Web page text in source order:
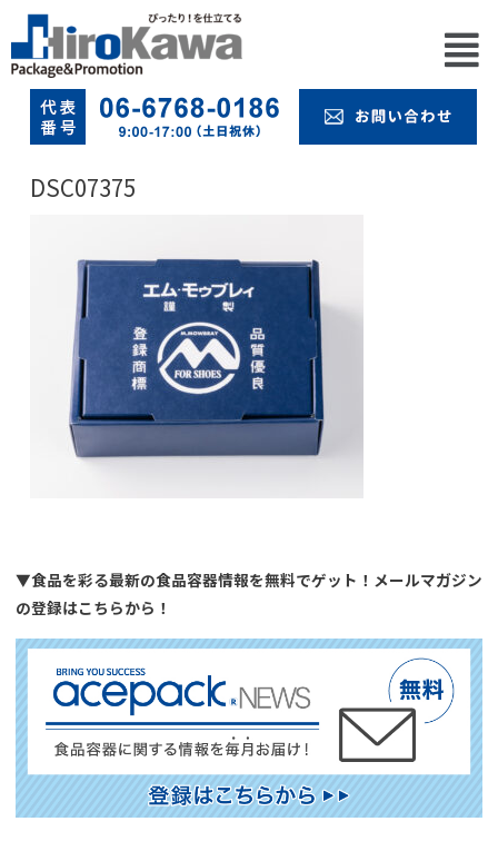
DSC07375
▼食品を彩る最新の食品容器情報を無料でゲット！メールマガジン
の登録はこちらから！